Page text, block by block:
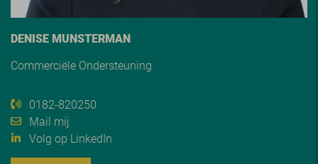
DENISE MUNSTERMAN
Commerciële Ondersteuning
0182-820250
Mail mij
Volg op LinkedIn